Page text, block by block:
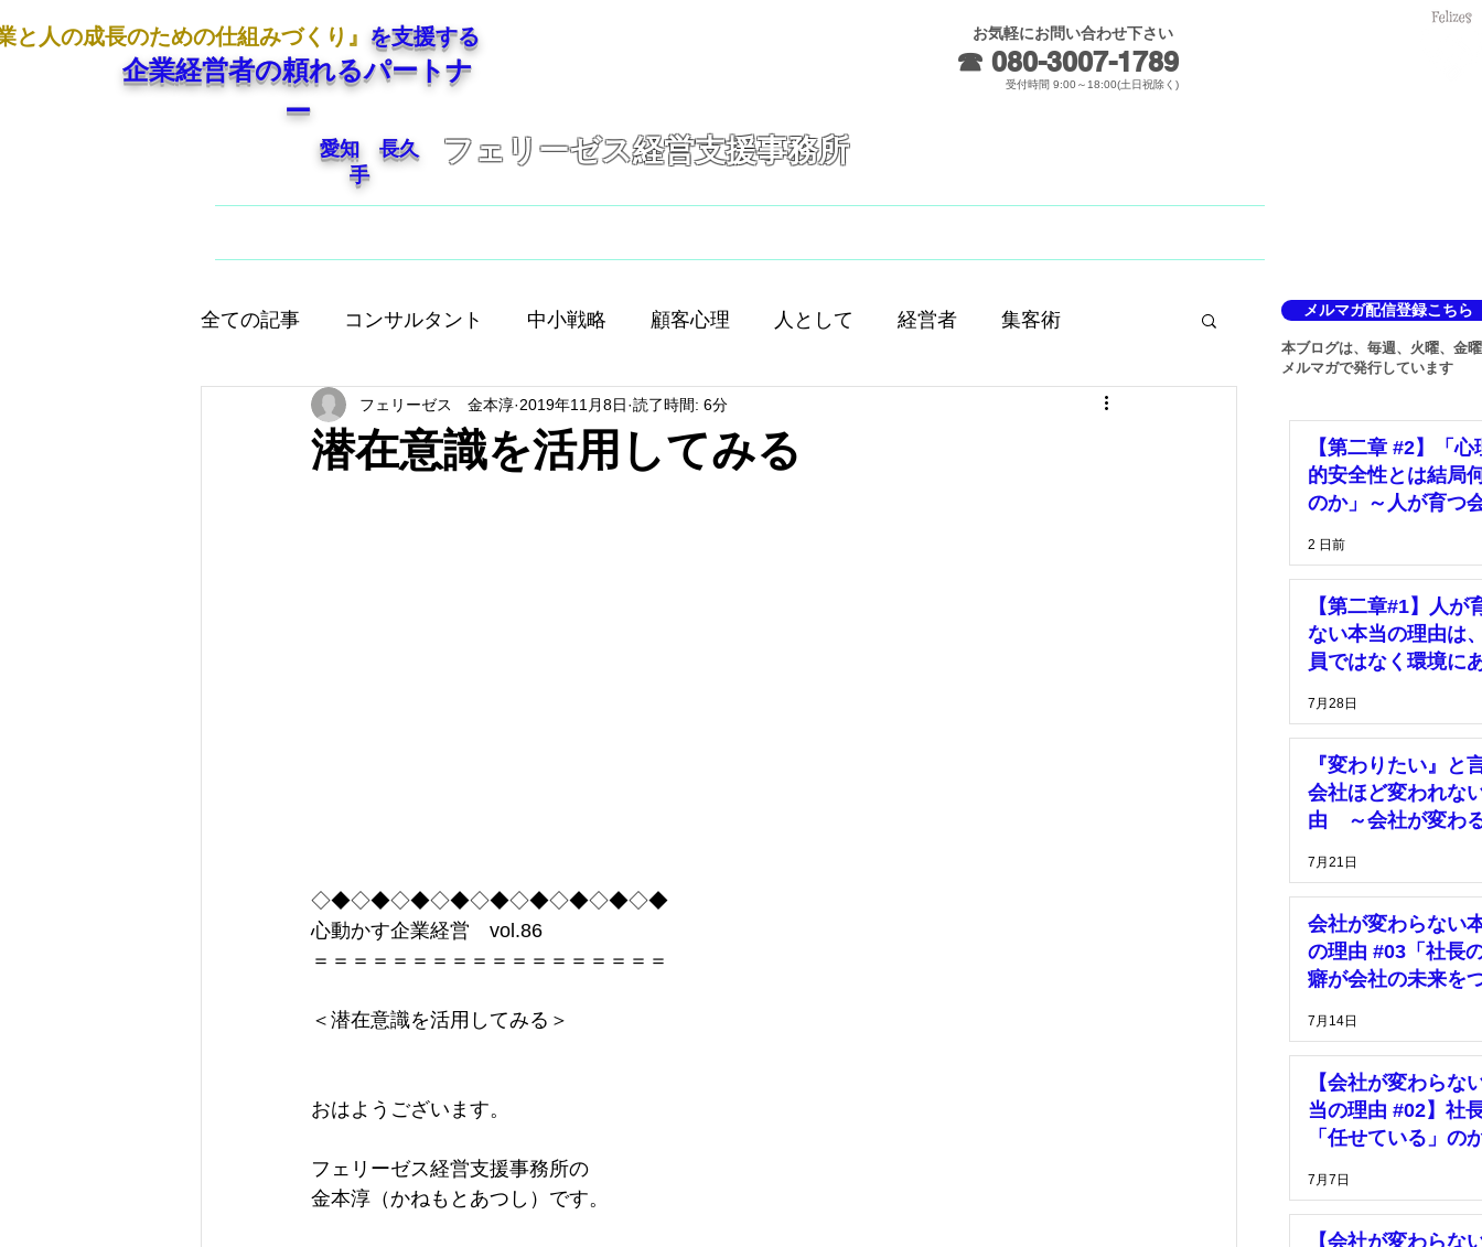
と人の成長のための仕組みづくり』 を支援する
企業経営者の頼れるパートナ
ー
愛知 長久
手
フェリーゼス経営支援事務所
お気軽にお問い合わせ下さい
☎ 080-3007-1789​
受付時間 9:00～18:00(土日祝除く)
全ての記事 コンサルタント 中小戦略 顧客心理 人として 経営者 集客術
人として大切なこと 店舗経営 人間 人材育成
潜在意識を活用してみる
フェリーゼス 金本淳 2019年11月8日 読了時間: 6分
◇◆◇◆◇◆◇◆◇◆◇◆◇◆◇◆◇◆
心動かす企業経営　vol.86
＝＝＝＝＝＝＝＝＝＝＝＝＝＝＝＝＝＝
＜潜在意識を活用してみる＞
おはようございます。
フェリーゼス経営支援事務所の
金本淳（かねもとあつし）です。
メルマガ配信登録こちら
本ブログは、毎週、火曜、金
メルマガで発行しています
【第二章 #2】「心
的安全性とは結局
のか」～人が育つ
きる環境」がある
2 日前
【第二章#1】人が
ない本当の理由は
員ではなく環境に
7月28日
『変わりたい』と
会社ほど変われな
由 ～会社が変わ
った時～
7月21日
会社が変わらない
の理由 #03「社長
癖が会社の未来を
7月14日
【会社が変わらな
当の理由 #02】社
「任せている」の
7月7日
【会社が変わらな